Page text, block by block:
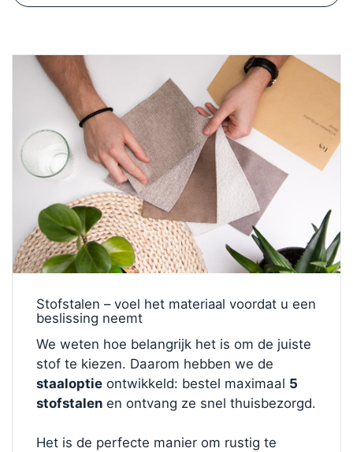
Stofstalen – voel het materiaal voordat u een
beslissing neemt
We weten hoe belangrijk het is om de juiste
stof te kiezen. Daarom hebben we de
staaloptie ontwikkeld: bestel maximaal 5
stofstalen en ontvang ze snel thuisbezorgd.
Het is de perfecte manier om rustig te